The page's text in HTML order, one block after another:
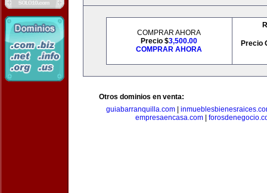
COMPRAR AHORA
Precio $3,500.00
COMPRAR AHORA
Precio
Otros dominios en venta:
guiabarranquilla.com|
empresaencasa.com|